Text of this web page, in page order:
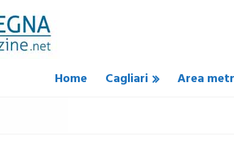
Home Cagliari Area